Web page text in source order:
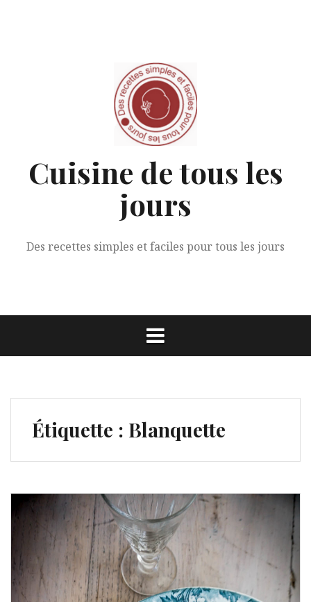
Cuisine de tous les
jours
Des recettes simples et faciles pour tous les jours
Étiquette : Blanquette